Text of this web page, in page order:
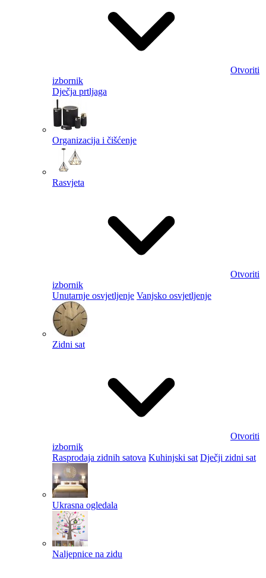
Otvoriti
izbornik
Dječja prtljaga
Organizacija i čišćenje
Rasvjeta
Otvoriti
izbornik
Unutarnje osvjetljenje Vanjsko osvjetljenje
Zidni sat
Otvoriti
izbornik
Rasprodaja zidnih satova Kuhinjski sat Dječji zidni sat
Ukrasna ogledala
Naljepnice na zidu